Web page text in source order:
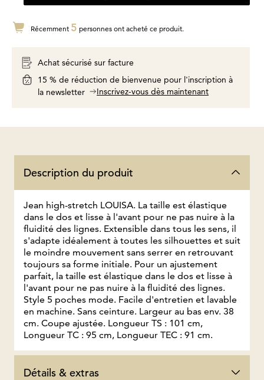
Récemment 5 personnes ont acheté ce produit.
Achat sécurisé sur facture
15 % de réduction de bienvenue pour l'inscription à
la newsletter
Inscrivez-vous dès maintenant
Description du produit
Jean high-stretch LOUISA. La taille est élastique
dans le dos et lisse à l'avant pour ne pas nuire à la
fluidité des lignes. Extensible dans tous les sens, il
s'adapte idéalement à toutes les silhouettes et suit
le moindre mouvement sans serrer en retrouvant
toujours sa forme initiale. Pour un ajustement
parfait, la taille est élastique dans le dos et lisse à
l'avant pour ne pas nuire à la fluidité des lignes.
Style 5 poches mode. Facile d'entretien et lavable
en machine. Sans ceinture. Largeur au bas env. 38
cm. Coupe ajustée. Longueur TS : 101 cm,
Longueur TC : 95 cm, Longueur TEC : 91 cm.
Détails & extras